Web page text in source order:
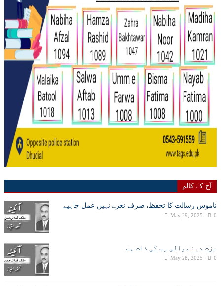
آج کے کالم
ناموس رسالت کا تحفظ، صرف نعرے نہیں عمل چاہیے
May 29, 2025 0
عزت دینے والی رب کی ذات ہے
May 28, 2025 0